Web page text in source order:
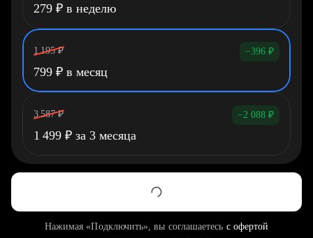
279 ₽ в неделю
1 195 ₽ −396 ₽
799 ₽ в месяц
3 587 ₽ −2 088 ₽
1 499 ₽ за 3 месяца
Нажимая «Подключить», вы соглашаетесь с офертой